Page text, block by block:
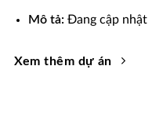
Mô tả: Đang cập nhật
Xem thêm dự án